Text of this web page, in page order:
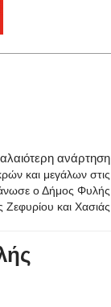
ανάρτηση
και μεγάλων στις
ο Δήμος Φυλής
Ζεφυρίου και Χασιάς